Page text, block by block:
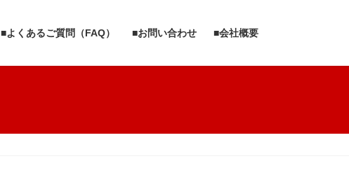
■よくあるご質問（FAQ） ■お問い合わせ ■会社概要